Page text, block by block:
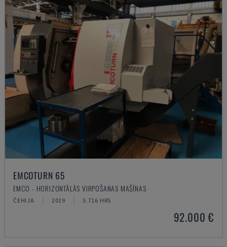
EMCOTURN 65
EMCO - HORIZONTĀLĀS VIRPOŠANAS MAŠĪNAS
ČEHIJA 2019 3.716 HRS
92.000 €